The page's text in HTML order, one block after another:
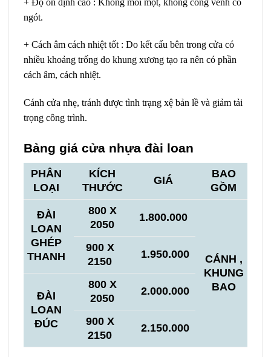
ngót.
+ Cách âm cách nhiệt tốt : Do kết cấu bên trong cửa có
nhiều khoảng trống do khung xương tạo ra nên có phần
cách âm, cách nhiệt.
Cánh cửa nhẹ, tránh được tình trạng xệ bản lề và giảm tải
trọng công trình.
Bảng giá cửa nhựa đài loan
PHÂN
LOẠI
KÍCH
THƯỚC
GIÁ
BAO
GỒM
ĐÀI
LOAN
GHÉP
THANH
800 X
2050
1.800.000
CÁNH ,
KHUNG
BAO
900 X
2150
1.950.000
ĐÀI
LOAN
ĐÚC
800 X
2050
2.000.000
900 X
2150
2.150.000